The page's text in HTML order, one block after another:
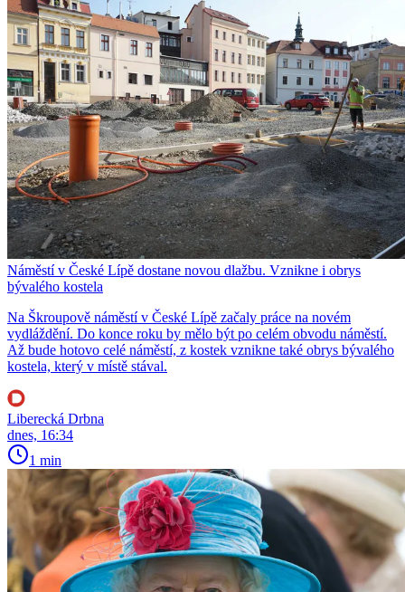
Náměstí v České Lípě dostane novou dlažbu. Vznikne i obrys
bývalého kostela
Na Škroupově náměstí v České Lípě začaly práce na novém
vydláždění. Do konce roku by mělo být po celém obvodu náměstí.
Až bude hotovo celé náměstí, z kostek vznikne také obrys bývalého
kostela, který v místě stával.
Liberecká Drbna
dnes, 16:34
1 min